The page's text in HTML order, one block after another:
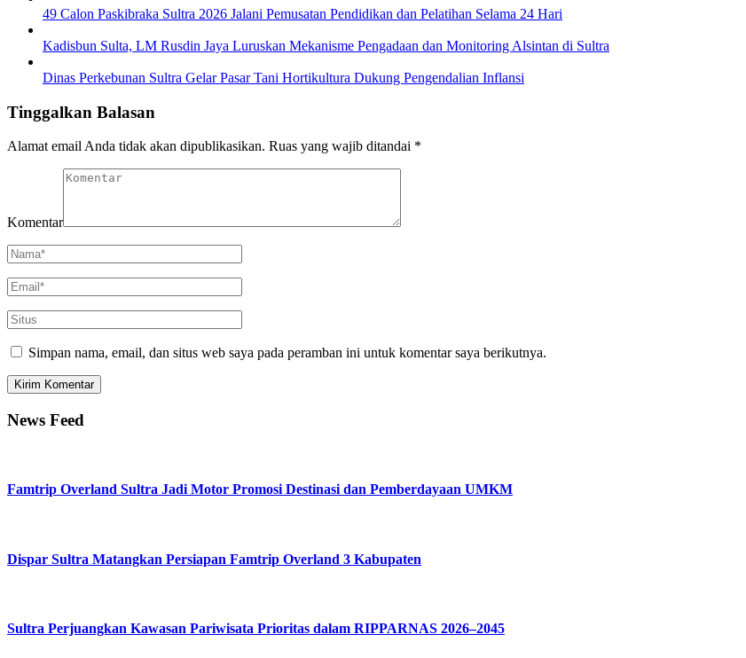
49 Calon Paskibraka Sultra 2026 Jalani Pemusatan Pendidikan dan Pelatihan Selama 24 Hari
Kadisbun Sulta, LM Rusdin Jaya Luruskan Mekanisme Pengadaan dan Monitoring Alsintan di Sultra
Dinas Perkebunan Sultra Gelar Pasar Tani Hortikultura Dukung Pengendalian Inflansi
Tinggalkan Balasan
Alamat email Anda tidak akan dipublikasikan. Ruas yang wajib ditandai *
Komentar
Simpan nama, email, dan situs web saya pada peramban ini untuk komentar saya berikutnya.
News Feed
Famtrip Overland Sultra Jadi Motor Promosi Destinasi dan Pemberdayaan UMKM
Dispar Sultra Matangkan Persiapan Famtrip Overland 3 Kabupaten
Sultra Perjuangkan Kawasan Pariwisata Prioritas dalam RIPPARNAS 2026–2045